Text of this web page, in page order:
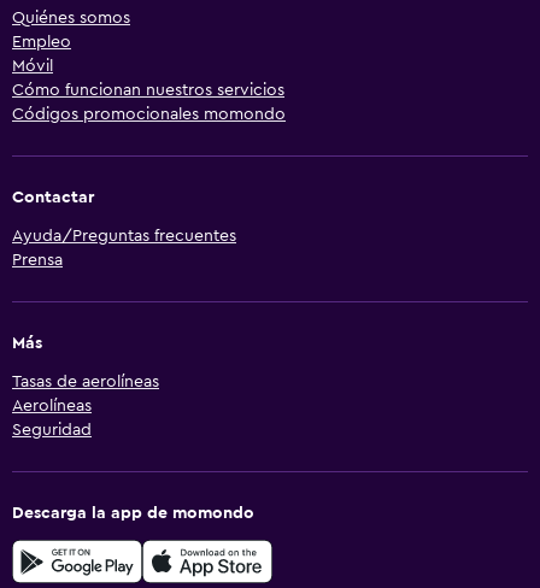
Quiénes somos
Empleo
Móvil
Cómo funcionan nuestros servicios
Códigos promocionales momondo
Contactar
Ayuda/Preguntas frecuentes
Prensa
Más
Tasas de aerolíneas
Aerolíneas
Seguridad
Descarga la app de momondo